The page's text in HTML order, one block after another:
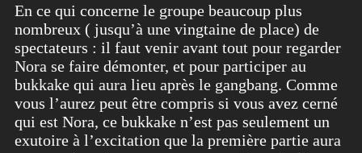
En ce qui concerne le groupe beaucoup plus
nombreux ( jusqu’à une vingtaine de place) de
spectateurs : il faut venir avant tout pour regarder
Nora se faire démonter, et pour participer au
bukkake qui aura lieu après le gangbang. Comme
vous l’aurez peut être compris si vous avez cerné
qui est Nora, ce bukkake n’est pas seulement un
exutoire à l’excitation que la première partie aura